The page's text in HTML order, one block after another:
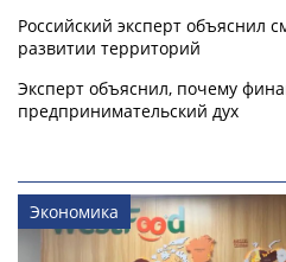
Российский эксперт объяснил
развитии территорий
Эксперт объяснил, почему
предпринимательский дух
Экономика